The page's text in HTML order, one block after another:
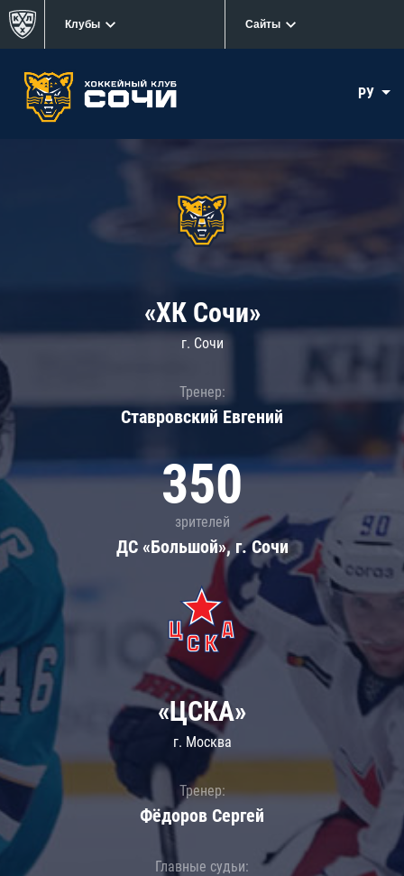
Клубы Сайты
РУ
«ХК Сочи»
г. Сочи
Тренер:
Ставровский Евгений
350
зрителей
ДС «Большой», г. Сочи
«ЦСКА»
г. Москва
Тренер:
Фёдоров Сергей
Главные судьи: